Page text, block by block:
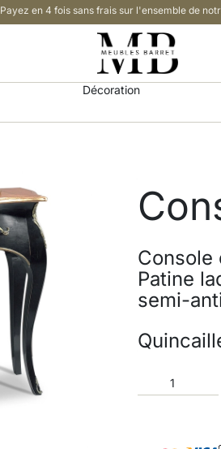
Payez en 4 fois sans frais sur l'ensemble de
Décoration
Console
Patine
semi-